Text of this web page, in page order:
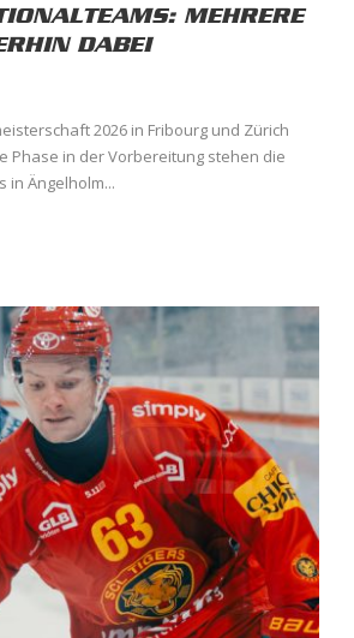
MEHRERE
DABEI
2026 in Fribourg und Zürich
Phase in der Vorbereitung stehen die
in Ängelholm...